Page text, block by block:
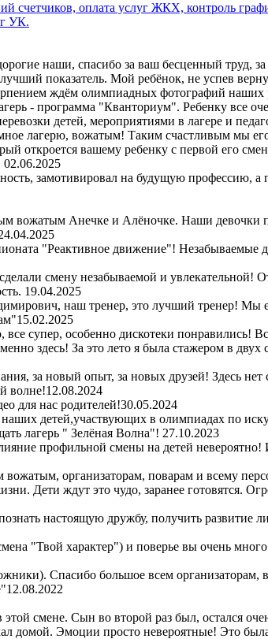
оплата услуг ЖКХ, контроль
УК.
наши, спасибо за ваш бесценный труд, за
показатель. Мой ребёнок, не успев
ждём олимпиадных фотографий наших
- программа "Кванториум". Ребенку все
детей, мероприятиями в лагере и
лагерю, вожатым! Таким счастливым мы
откроется вашему ребенку с первой его
02.06.2025
замотивировал на будущую профессию, а
вожатым Анечке и Алёночке. Наши девочки
"Реактивное движение"! Незабываемые
смену незабываемой и увлекательной!
19.04.2025
наш тренер, это лучший тренер!
15.02.2025
супер, особенно дискотеки понравились!
здесь! За это лето я была стажером в
за новый опыт, за новых друзей! Здесь
волне!12.08.2024
для нас родителей!30.05.2024
детей,участвующих в олимпиадах по
лагерь " Зелёная Волна"! 27.10.2023
профильной смены на детей
организаторам, поварам и всему
Дети ждут это чудо, заранее готовятся.
настоящую дружбу, получить развитие
"Твой характер") и поверье вы очень
Спасибо большое всем организаторам,
12.08.2022
смене. Сын во второй раз был, остался
домой. Эмоции просто невероятные! Это